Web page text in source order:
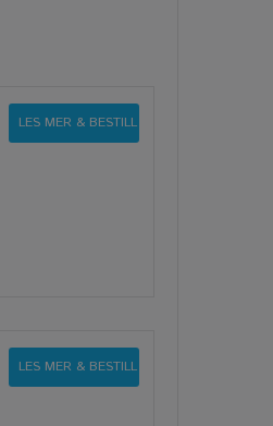
LES MER & BESTILL
LES MER & BESTILL